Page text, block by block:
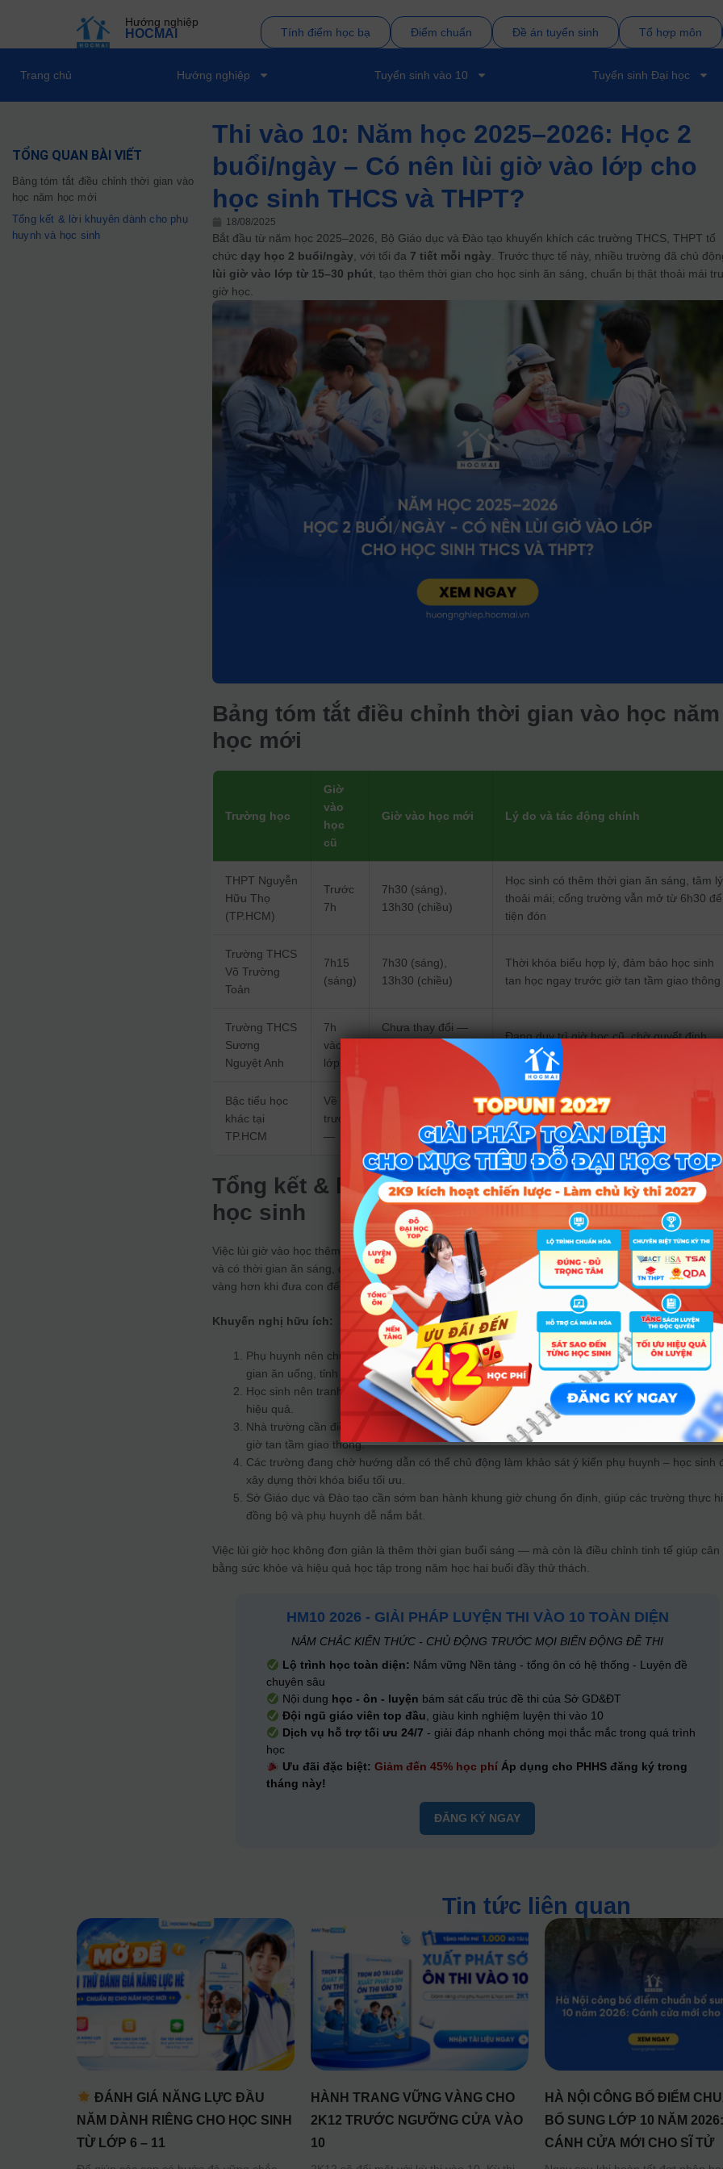
Hướng nghiệp
HOCMAI Tính điểm học bạ Điểm chuẩn Đề án tuyển sinh Tổ hợp môn
Trang chủ Hướng nghiệp Tuyển sinh vào 10 Tuyển sinh Đại học
TỔNG QUAN BÀI VIẾT
Bảng tóm tắt điều chỉnh thời gian vào
học năm học mới
Tổng kết & lời khuyên dành cho phụ
huynh và học sinh
Thi vào 10: Năm học 2025–2026: Học 2
buổi/ngày – Có nên lùi giờ vào lớp cho
học sinh THCS và THPT?
18/08/2025
Bắt đầu từ năm học 2025–2026, Bộ Giáo dục và Đào tạo khuyến khích các trường THCS, THPT tổ
chức dạy học 2 buổi/ngày , với tối đa 7 tiết mỗi ngày . Trước thực tế này, nhiều trường đã chủ
lùi giờ vào lớp từ 15–30 phút , tạo thêm thời gian cho học sinh ăn sáng, chuẩn bị thật thoải mái
giờ học.
Bảng tóm tắt điều chỉnh thời gian vào học năm
học mới
Trường học
Giờ
vào
học
cũ
Giờ vào học mới Lý do và tác động chính
THPT Nguyễn
Hữu Thọ
(TP.HCM)
Trước
7h
7h30 (sáng),
13h30 (chiều)
Học sinh có thêm thời gian ăn sáng, tâm lý
thoải mái; cổng trường vẫn mở từ 6h30 để
tiện đón
Trường THCS
Võ Trường
Toản
7h15
(sáng)
7h30 (sáng),
13h30 (chiều)
Thời khóa biểu hợp lý, đảm bảo học sinh
tan học ngay trước giờ tan tầm giao thông
Trường THCS
Sương
Nguyệt Anh
7h
vào
lớp
Chưa thay đổi —
chờ hướng dẫn
Đang duy trì giờ học cũ, chờ quyết định
chính thức từ Sở GD-ĐT
Bậc tiểu học
khác tại
TP.HCM
Về
trước
—
Tiếp tục ổn định như nhiều năm qua
Tổng kết & lời khuyên dành cho phụ huynh và
học sinh
Việc lùi giờ vào học thêm từ 15–30 phút được đánh giá là hợp lý, giúp học sinh tránh áp lực buổi
và có thời gian ăn sáng, đặc biệt khi học 2 buổi/ngày được thiết lập. Đồng thời, phụ huynh cũng bớt
vàng hơn khi đưa con đến trường.
Khuyến nghị hữu ích:
Phụ huynh nên chuẩn bị cho con dậy muộn hơn chút để tránh việc vội vàng, giúp con có thời
gian ăn uống, tỉnh táo trước giờ học.
Học sinh nên tranh thủ buổi sáng để ổn định tâm lý, ôn bài nhanh, chuẩn bị vào tiết học đầu
hiệu quả.
Nhà trường cần điều tiết khung giờ giảng hợp lý để buổi học chiều không quá muộn, tránh
giờ tan tầm giao thông.
Các trường đang chờ hướng dẫn có thể chủ động làm khảo sát ý kiến phụ huynh – học sinh
xây dựng thời khóa biểu tối ưu.
Sở Giáo dục và Đào tạo cần sớm ban hành khung giờ chung ổn định, giúp các trường thực
đồng bộ và phụ huynh dễ nắm bắt.
Việc lùi giờ học không đơn giản là thêm thời gian buổi sáng — mà còn là điều chỉnh tinh tế giúp cân
bằng sức khỏe và hiệu quả học tập trong năm học hai buổi đầy thử thách.
HM10 2026 - GIẢI PHÁP LUYỆN THI VÀO 10 TOÀN DIỆN
NẮM CHẮC KIẾN THỨC - CHỦ ĐỘNG TRƯỚC MỌI BIẾN ĐỘNG ĐỀ THI
Lộ trình học toàn diện: Nắm vững Nền tảng - tổng ôn có hệ thống - Luyện đề
chuyên sâu
Nội dung học - ôn - luyện bám sát cấu trúc đề thi của Sở GD&ĐT
Đội ngũ giáo viên top đầu, giàu kinh nghiệm luyện thi vào 10
Dịch vụ hỗ trợ tối ưu 24/7 - giải đáp nhanh chóng mọi thắc mắc trong quá trình
học
Ưu đãi đặc biệt: Giảm đến 45% học phíÁp dụng cho PHHS đăng ký trong
tháng này!
ĐĂNG KÝ NGAY
Tin tức liên quan
ĐÁNH GIÁ NĂNG LỰC ĐẦU
NĂM DÀNH RIÊNG CHO HỌC SINH
TỪ LỚP 6 – 11
HÀNH TRANG VỮNG VÀNG CHO
2K12 TRƯỚC NGƯỠNG CỬA VÀO
10
HÀ NỘI CÔNG BỐ ĐIỂM
BỔ SUNG LỚP 10 NĂM 2026:
CÁNH CỬA MỚI CHO SĨ TỬ